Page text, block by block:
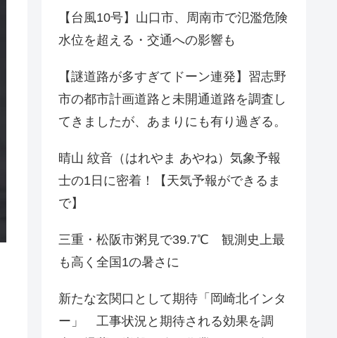
【台風10号】山口市、周南市で氾濫危険
水位を超える・交通への影響も
【謎道路が多すぎてドーン連発】習志野
市の都市計画道路と未開通道路を調査し
てきましたが、あまりにも有り過ぎる。
晴山 紋音（はれやま あやね）気象予報
士の1日に密着！【天気予報ができるま
で】
三重・松阪市粥見で39.7℃ 観測史上最
も高く全国1の暑さに
新たな玄関口として期待「岡崎北インタ
ー」 工事状況と期待される効果を調